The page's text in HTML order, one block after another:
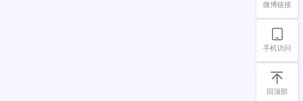
微博链接
手机访问
回顶部